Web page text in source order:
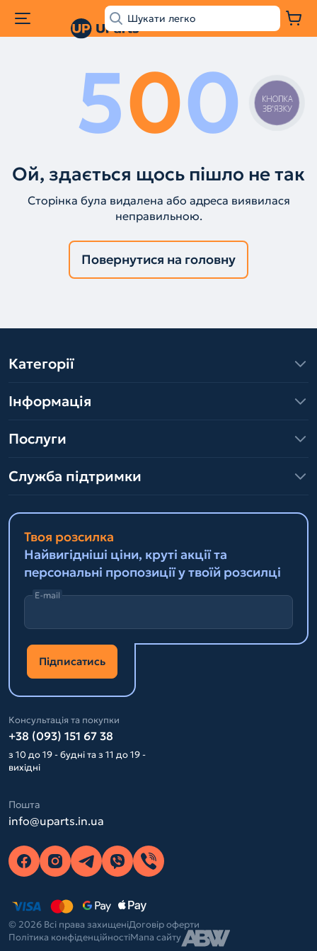
500
Ой, здається щось пішло не так
Сторінка була видалена або адреса виявилася
неправильною.
Повернутися на головну
Категорії
Інформація
Послуги
Служба підтримки
Твоя розсилка
Найвигідніші ціни, круті акції та
персональні пропозиції у твоїй розсилці
E-mail
Підписатись
Консультація та покупки
+38 (093) 151 67 38
з 10 до 19 - будні та з 11 до 19 -
вихідні
Пошта
info@uparts.in.ua
© 2026 Всі права захищеніДоговір оферти
Політика конфіденційностіМапа сайту
КНОПКА
ЗВ'ЯЗКУ